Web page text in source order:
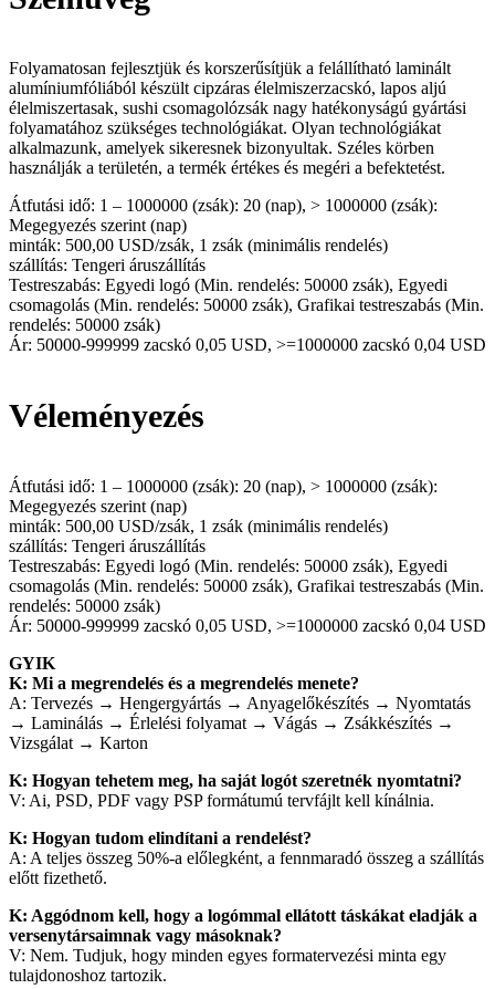
Folyamatosan fejlesztjük és korszerűsítjük a felállítható laminált
alumíniumfóliából készült cipzáras élelmiszerzacskó, lapos aljú
élelmiszertasak, sushi csomagolózsák nagy hatékonyságú gyártási
folyamatához szükséges technológiákat. Olyan technológiákat
alkalmazunk, amelyek sikeresnek bizonyultak. Széles körben
használják a területén, a termék értékes és megéri a befektetést.
Átfutási idő: 1 – 1000000 (zsák): 20 (nap), > 1000000 (zsák):
Megegyezés szerint (nap)
minták: 500,00 USD/zsák, 1 zsák (minimális rendelés)
szállítás: Tengeri áruszállítás
Testreszabás: Egyedi logó (Min. rendelés: 50000 zsák), Egyedi
csomagolás (Min. rendelés: 50000 zsák), Grafikai testreszabás (Min.
rendelés: 50000 zsák)
Ár: 50000-999999 zacskó 0,05 USD, >=1000000 zacskó 0,04 USD
Véleményezés
Átfutási idő: 1 – 1000000 (zsák): 20 (nap), > 1000000 (zsák):
Megegyezés szerint (nap)
minták: 500,00 USD/zsák, 1 zsák (minimális rendelés)
szállítás: Tengeri áruszállítás
Testreszabás: Egyedi logó (Min. rendelés: 50000 zsák), Egyedi
csomagolás (Min. rendelés: 50000 zsák), Grafikai testreszabás (Min.
rendelés: 50000 zsák)
Ár: 50000-999999 zacskó 0,05 USD, >=1000000 zacskó 0,04 USD
GYIK
K: Mi a megrendelés és a megrendelés menete?
A: Tervezés → Hengergyártás → Anyagelőkészítés → Nyomtatás
→ Laminálás → Érlelési folyamat → Vágás → Zsákkészítés →
Vizsgálat → Karton
K: Hogyan tehetem meg, ha saját logót szeretnék nyomtatni?
V: Ai, PSD, PDF vagy PSP formátumú tervfájlt kell kínálnia.
K: Hogyan tudom elindítani a rendelést?
A: A teljes összeg 50%-a előlegként, a fennmaradó összeg a szállítás
előtt fizethető.
K: Aggódnom kell, hogy a logómmal ellátott táskákat eladják a
versenytársaimnak vagy másoknak?
V: Nem. Tudjuk, hogy minden egyes formatervezési minta egy
tulajdonoshoz tartozik.